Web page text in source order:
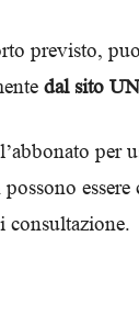
previsto,
dal sito
consultazione.